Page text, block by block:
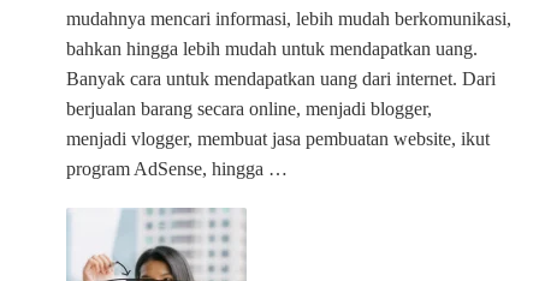
mudahnya mencari informasi, lebih mudah berkomunikasi,
bahkan hingga lebih mudah untuk mendapatkan uang.
Banyak cara untuk mendapatkan uang dari internet. Dari
berjualan barang secara online, menjadi blogger,
menjadi vlogger, membuat jasa pembuatan website, ikut
program AdSense, hingga …